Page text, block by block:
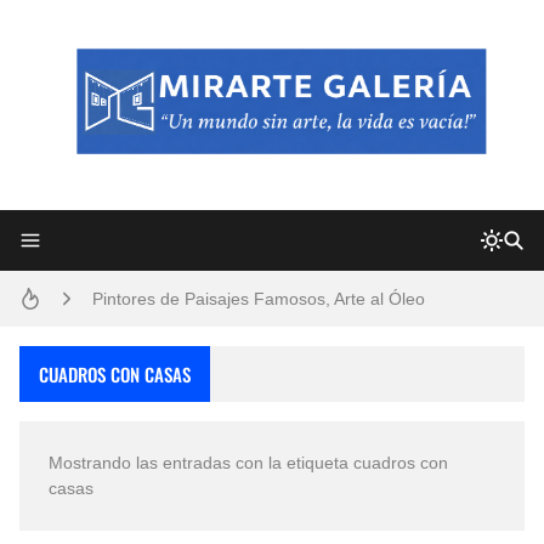
Pintores de Paisajes Famosos, Arte al Óleo
CUADROS CON CASAS
Mostrando las entradas con la etiqueta cuadros con
casas